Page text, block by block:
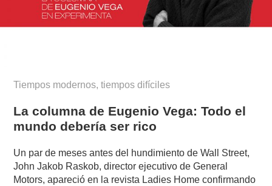
Tiempos modernos, tiempos difíciles
La columna de Eugenio Vega: Todo el
mundo debería ser rico
Un par de meses antes del hundimiento de Wall Street,
John Jakob Raskob, director ejecutivo de General
Motors, apareció en la revista Ladies Home confirmando